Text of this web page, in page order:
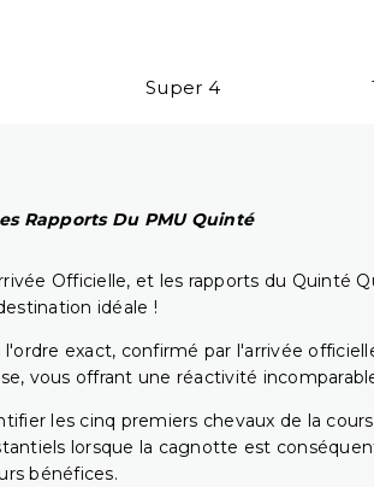
Super 4
Rapports Du PMU Quinté
Officielle, et les rapports du Quinté
idéale !
exact, confirmé par l'arrivée
vous offrant une réactivité
les cinq premiers chevaux de la
lorsque la cagnotte est
bénéfices.